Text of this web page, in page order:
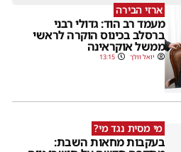
ארזי הבירה
מעמד רב הוד: גדולי רבני
ברסלב בכינוס הוקרה לראשי
ממשל אוקראינה
יואל וולך 13:15
מי מסית נגד מי?
בעקבות מחאות השבת: